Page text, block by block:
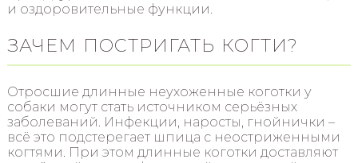
и оздоровительные функции.
ЗАЧЕМ ПОСТРИГАТЬ КОГТИ?
Отросшие длинные неухоженные коготки у
собаки могут стать источником серьёзных
заболеваний. Инфекции, наросты, гнойнички –
всё это подстерегает шпица с неостриженными
когтями. При этом длинные коготки доставляют